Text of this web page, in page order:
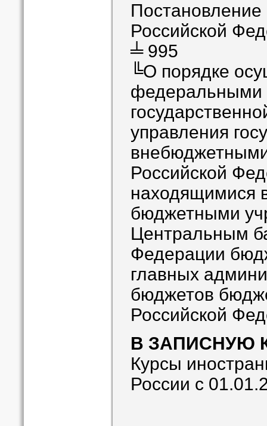
Российской
╧ 995
╚О порядке
федеральными
управления
Российской
находящимися
бюджетными
Центральным
Федерации
главных
бюджетов
Российской
В ЗАПИСНУЮ
Курсы
России с